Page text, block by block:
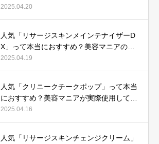
め？美容マニアが実際使用して口コミを検
証！
2025.04.20
人気「リサージスキンメインテナイザーD
X」って本当におすすめ？美容マニアの私
が実際使用して、口コミを検証！
2025.04.19
人気「クリニークチークポップ」って本当
におすすめ？美容マニアが実際使用して口
コミを検証！
2025.04.16
人気「リサージスキンチェンジクリーム」